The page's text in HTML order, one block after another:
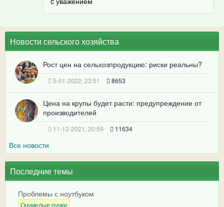
Новости сельского хозяйства
Рост цен на сельхозпродукцию: риски реальны?
5-01-2022, 23:51 8653
Цена на крупы будет расти: предупреждение от
производителей
11-12-2021, 20:59 11634
Все новости
Последние темы
Проблемы с ноутбуком
Очумелые ручки